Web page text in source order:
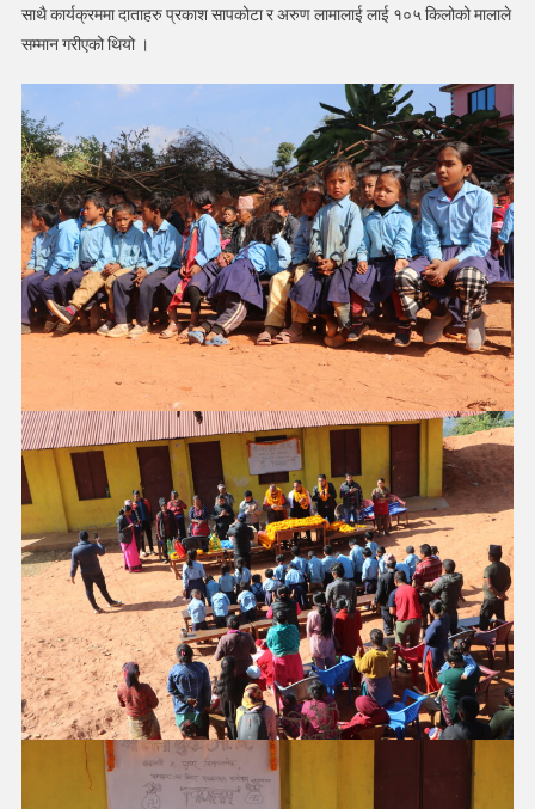
साथै कार्यक्रममा दाताहरु प्रकाश सापकोटा र अरुण लामालाई लाई १०५ किलोको मालाले
सम्मान गरीएको थियो ।